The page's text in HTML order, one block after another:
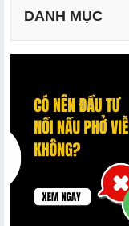
DANH MỤC
2.1. Chất liệu
2.2. Hệ thống
2.3. Hệ thống